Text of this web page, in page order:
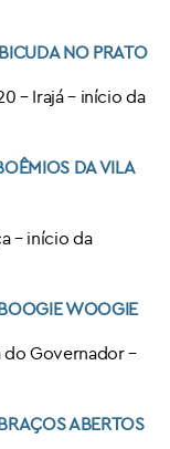
NO PRATO
– Irajá – início da
DA VILA
– início da
WOOGIE
do Governador –
ABERTOS